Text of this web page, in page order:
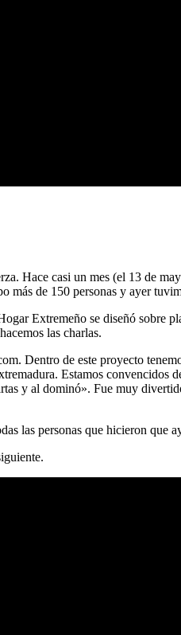
Hace casi un mes (el 13 de
más de 150 personas y ayer
Extremeño se diseñó sobre
las charlas.
Dentro de este proyecto
Estamos
y al dominó». Fue muy
las personas que hicieron que